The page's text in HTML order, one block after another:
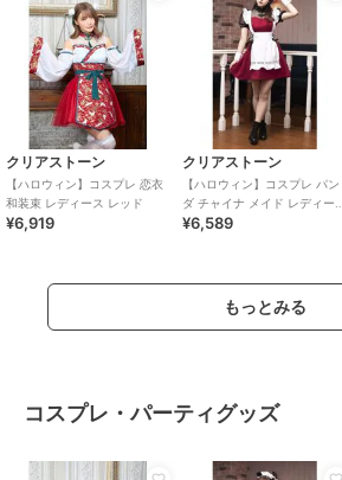
クリアストーン
【ハロウィン】コスプレ 恋衣
和装束 レディース レッド
¥6,919
クリアストーン
【ハロウィン】コスプレ パン
ダ チャイナ メイド レディース
レッド
¥6,589
もっとみる
コスプレ・パーティグッズ